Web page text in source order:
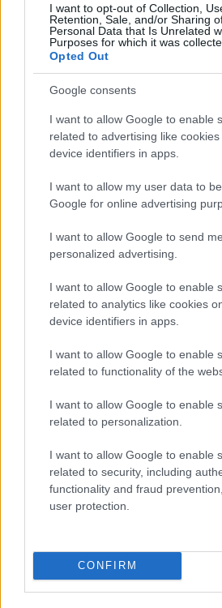
I want to opt-out of Collection,
Retention, Sale, and/or Sharing
Personal Data that Is Unrelated
Purposes for which it was
Opted Out
Google consents
I want to allow Google to enable
related to advertising like
device identifiers in apps.
I want to allow my user data to
Google for online advertising
I want to allow Google to send me
personalized advertising.
I want to allow Google to enable
related to analytics like cookies
device identifiers in apps.
I want to allow Google to enable
related to functionality of the
I want to allow Google to enable
related to personalization.
I want to allow Google to enable
related to security, including
functionality and fraud
user protection.
CONFIRM
Continua a leggere
LIFESTYLE
Guida step-by-step per
Camilla Fiore · 9 Ago 2026